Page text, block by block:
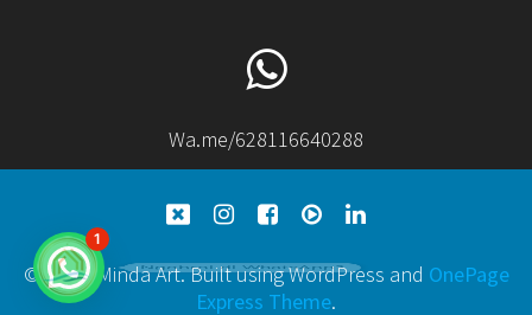
Wa.me/628116640288
© 2026 Minda Art. Built using WordPress and OnePage
Express Theme.
Ngobrol di WhatsApp?
1